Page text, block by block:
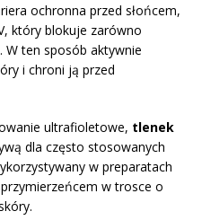
ochronna przed słońcem,
który blokuje zarówno
. W ten sposób aktywnie
i chroni ją przed
ultrafioletowe, tlenek
dla często stosowanych
w preparatach
w trosce o